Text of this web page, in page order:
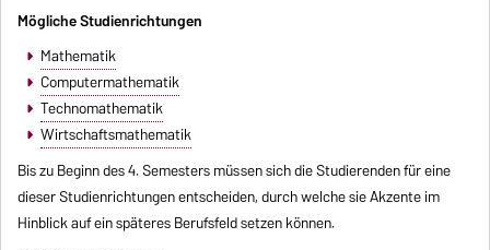
Mögliche Studienrichtungen
Mathematik
Computermathematik
Technomathematik
Wirtschaftsmathematik
Bis zu Beginn des 4. Semesters müssen sich die Studierenden für eine
dieser Studienrichtungen entscheiden, durch welche sie Akzente im
Hinblick auf ein späteres Berufsfeld setzen können.